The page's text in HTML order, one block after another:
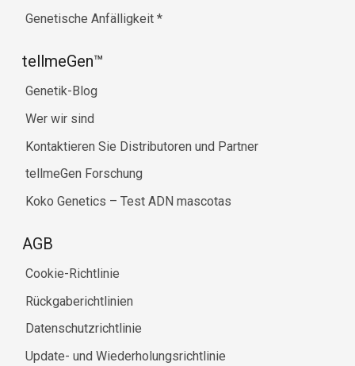
Genetische Anfälligkeit *
tellmeGen™
Genetik-Blog
Wer wir sind
Kontaktieren Sie Distributoren und Partner
tellmeGen Forschung
Koko Genetics – Test ADN mascotas
AGB
Cookie-Richtlinie
Rückgaberichtlinien
Datenschutzrichtlinie
Update- und Wiederholungsrichtlinie